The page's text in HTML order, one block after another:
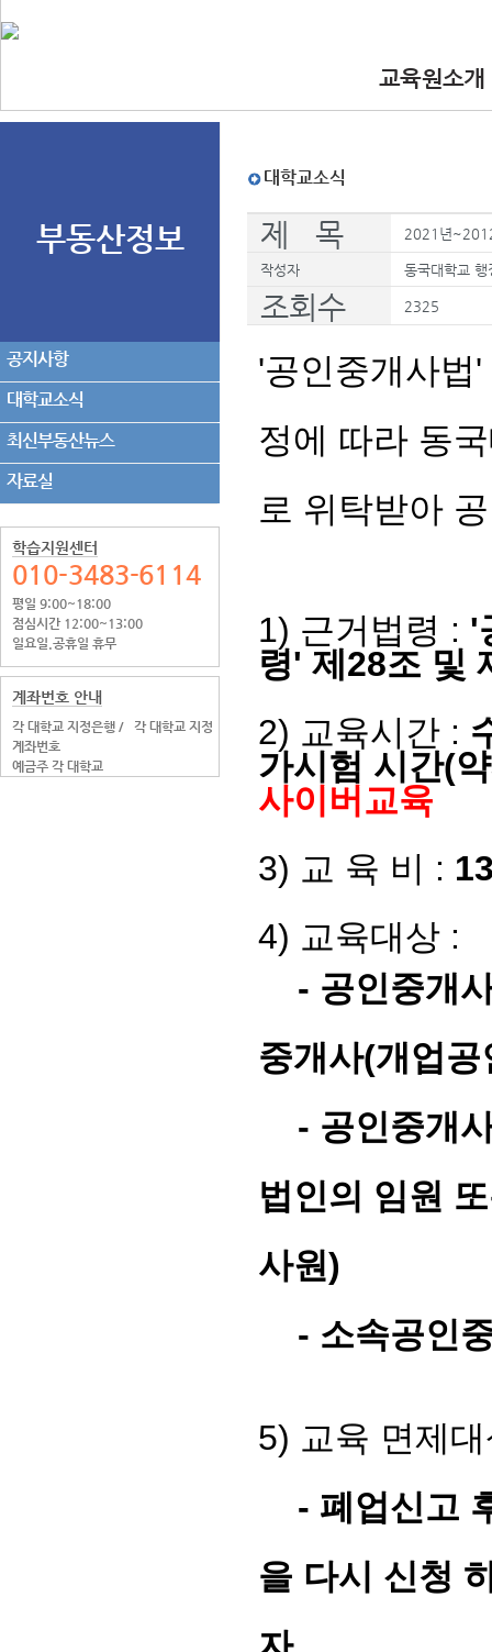
교육원소개
•인사말
부동산정보
공지사항
대학교소식
최신부동산뉴스
자료실
학습지원센터
010-3483-6114
평일 9:00~18:00
점심시간 12:00~13:00
일요일.공휴일 휴무
계좌번호 안내
각 대학교 지정은행 /
각 대학교 지정
계좌번호
예금주 각 대학교
대학교소식
제 목 2021년
작성자 동국대학교 행
조회수 2325
'공인중개사법'
정에 따라 동
로 위탁받아
1) 근거법령 : '
령' 제28조 및
2) 교육시간 :
가시험 시간(약
사이버교육
3) 교 육 비 :
4) 교육대상 :
- 공인중개
중개사(개업공
- 공인중개
법인의 임원
사원)
- 소속공인
5) 교육 면제
- 폐업신고
을 다시 신청